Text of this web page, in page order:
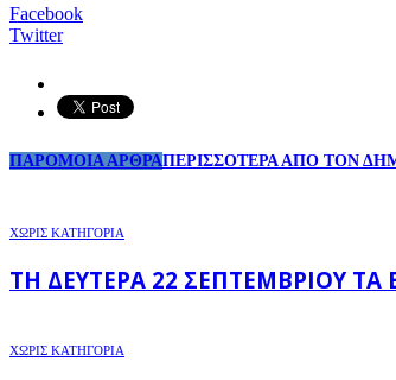
Facebook
Twitter
ΠΑΡΟΜΟΙΑ ΑΡΘΡΑΠΕΡΙΣΣΟΤΕΡΑ ΑΠΟ ΤΟΝ
ΧΩΡΊΣ ΚΑΤΗΓΟΡΊΑ
ΤΗ ΔΕΥΤΈΡΑ 22 ΣΕΠΤΕΜΒΡΊΟΥ ΤΑ
ΧΩΡΊΣ ΚΑΤΗΓΟΡΊΑ